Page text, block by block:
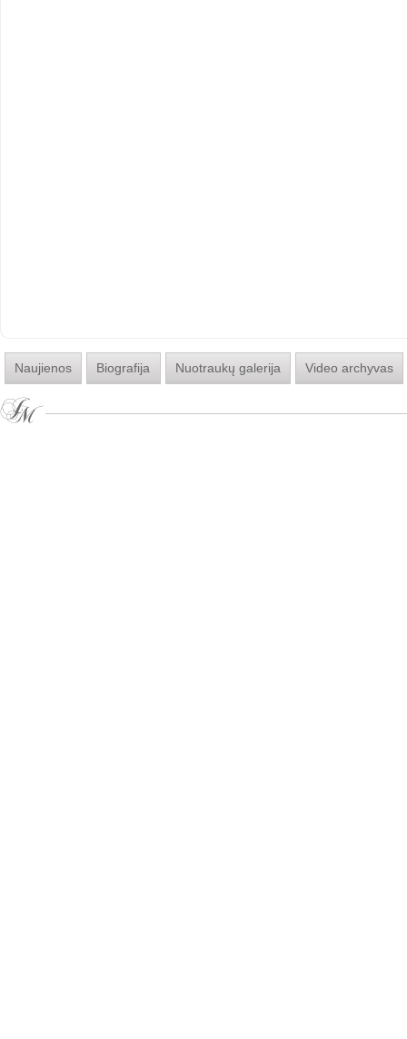
Naujienos Biografija Nuotraukų galerija Video archyvas